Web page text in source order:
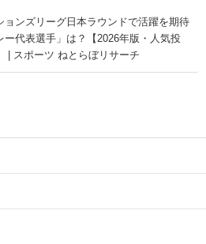
ョンズリーグ日本ラウンドで活躍を期待
ー代表選手」は？【2026年版・人気投
| スポーツ ねとらぼリサーチ